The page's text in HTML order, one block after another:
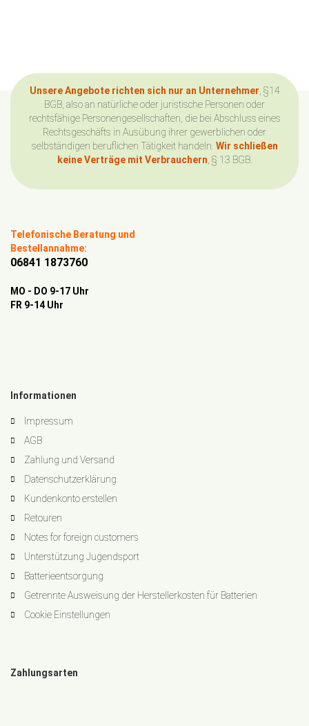
Unsere Angebote richten sich nur an Unternehmer , §14
BGB, also an natürliche oder juristische Personen oder
rechtsfähige Personengesellschaften, die bei Abschluss eines
Rechtsgeschäfts in Ausübung ihrer gewerblichen oder
selbständigen beruflichen Tätigkeit handeln. Wir schließen
keine Verträge mit Verbrauchern , § 13 BGB.
Telefonische Beratung und
Bestellannahme:
06841 1873760
MO - DO 9-17 Uhr
FR 9-14 Uhr
Informationen
Impressum
AGB
Zahlung und Versand
Datenschutzerklärung
Kundenkonto erstellen
Retouren
Notes for foreign customers
Unterstützung Jugendsport
Batterieentsorgung
Getrennte Ausweisung der Herstellerkosten für Batterien
Cookie Einstellungen
Zahlungsarten